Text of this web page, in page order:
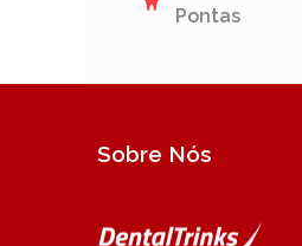
Pontas
Sobre Nós